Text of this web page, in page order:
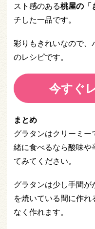
スト感のある桃屋の「
チした一品です。
彩りもきれいなので、
のレシピです。
今すぐ
まとめ
グラタンはクリーミ
緒に食べるなら酸味
てみてください。
グラタンは少し手間
を焼いている間に作
なく作れます。